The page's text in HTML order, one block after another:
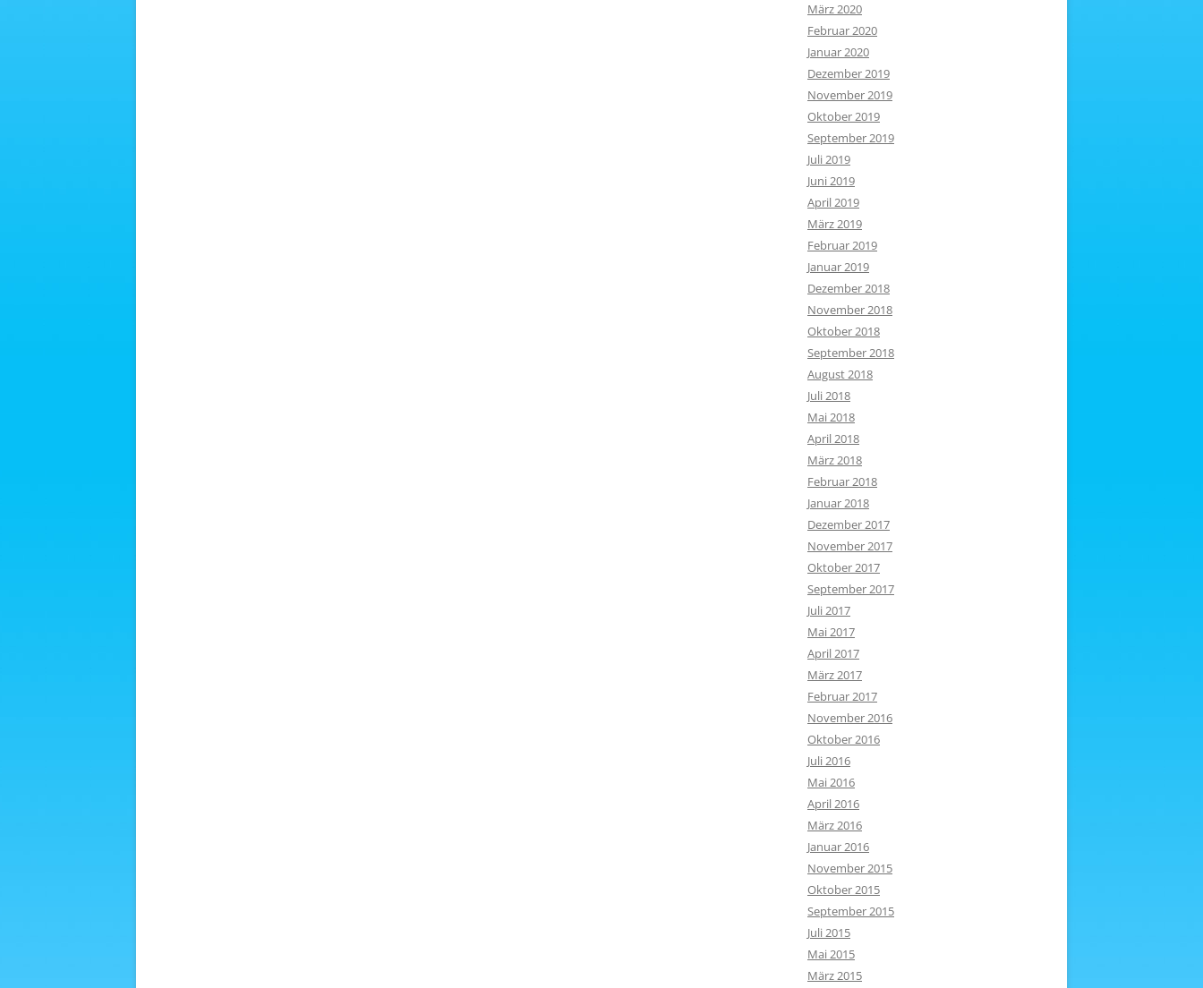
März 2020
Februar 2020
Januar 2020
Dezember 2019
November 2019
Oktober 2019
September 2019
Juli 2019
Juni 2019
April 2019
März 2019
Februar 2019
Januar 2019
Dezember 2018
November 2018
Oktober 2018
September 2018
August 2018
Juli 2018
Mai 2018
April 2018
März 2018
Februar 2018
Januar 2018
Dezember 2017
November 2017
Oktober 2017
September 2017
Juli 2017
Mai 2017
April 2017
März 2017
Februar 2017
November 2016
Oktober 2016
Juli 2016
Mai 2016
April 2016
März 2016
Januar 2016
November 2015
Oktober 2015
September 2015
Juli 2015
Mai 2015
März 2015